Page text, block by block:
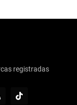
registradas